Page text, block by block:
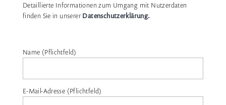
Detaillierte Informationen zum Umgang mit Nutzerdaten
finden Sie in unsererDatenschutzerklärung.
Name (Pflichtfeld)
E-Mail-Adresse (Pflichtfeld)